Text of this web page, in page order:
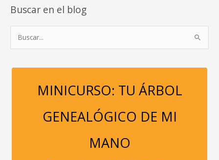
Buscar en el blog
c
MINICURSO: TU ÁRBOL
GENEALÓGICO DE MI
MANO